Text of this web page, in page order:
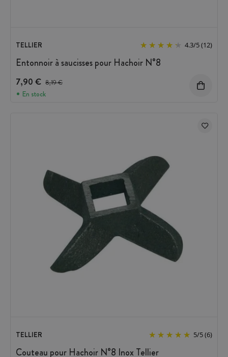
TELLIER 4.3/5(12)
Entonnoir à saucisses pour Hachoir N°8
7,90 € Prix avant réduction :
8,19 €
En stock
TELLIER 5/5(6)
Couteau pour Hachoir N°8 Inox Tellier